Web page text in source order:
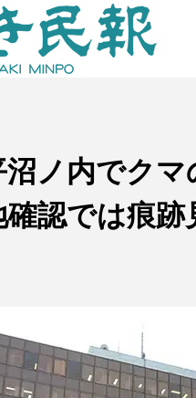
沼ノ内でク
確認では痕